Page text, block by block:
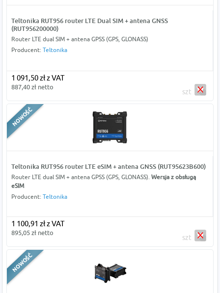
Teltonika RUT956 router LTE Dual SIM + antena GNSS
(RUT956200000)
Router LTE dual SIM + antena GPSS (GPS, GLONASS)
Producent: Teltonika
1 091,50 zł z VAT
887,40 zł netto
szt
Teltonika RUT956 router LTE eSIM + antena GNSS (RUT95623B600)
Router LTE dual SIM + antena GPSS (GPS, GLONASS). Wersja z obsługą
eSIM
Producent: Teltonika
1 100,91 zł z VAT
895,05 zł netto
szt